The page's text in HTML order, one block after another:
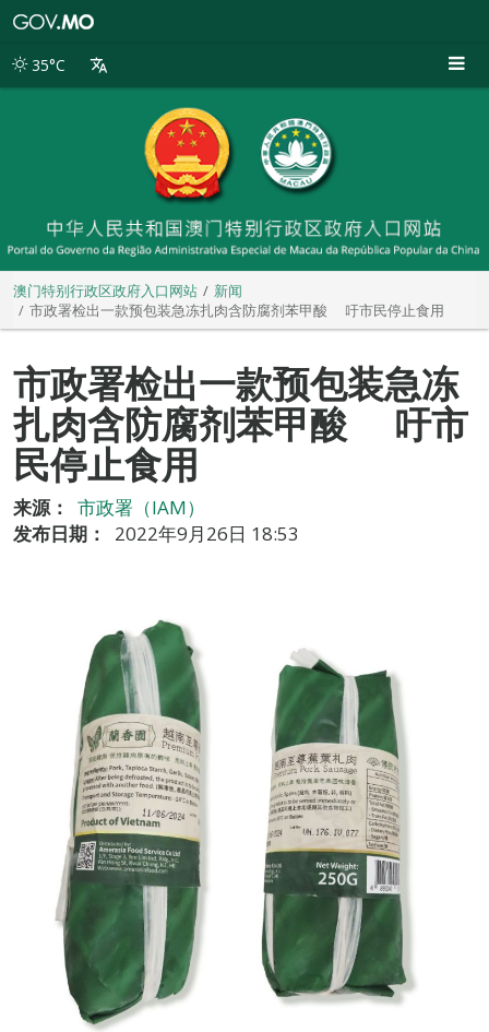
别
35°C
澳门特别行政区政府入口网站
新闻
市政署检出一款预包装急冻扎肉含防腐剂苯甲酸 吁市民停止食用
市政署检出一款预包装急冻
扎肉含防腐剂苯甲酸 吁市
民停止食用
来源：
市政署（IAM）
发布日期：
2022年9月26日 18:53